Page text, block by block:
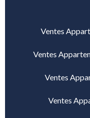
Ventes
Ventes
Ventes
Ventes